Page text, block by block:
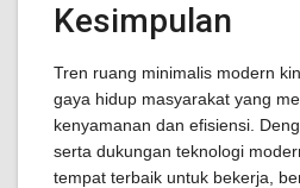
Kesimpulan
Tren ruang minimalis modern
gaya hidup masyarakat yang
kenyamanan dan efisiensi.
serta dukungan teknologi
tempat terbaik untuk bekerja,